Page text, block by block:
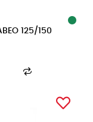
125/150